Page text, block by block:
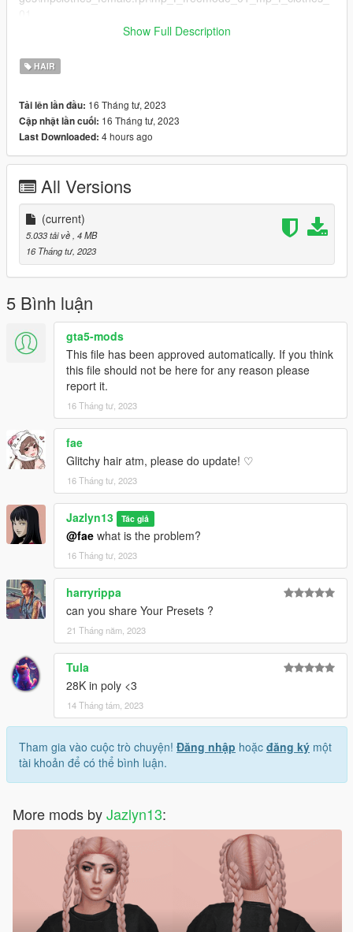
Show Full Description
HAIR
Tải lên lần đầu: 16 Tháng tư, 2023
Cập nhật lần cuối: 16 Tháng tư, 2023
Last Downloaded: 4 hours ago
All Versions
(current)
5.033 tải về , 4 MB
16 Tháng tư, 2023
5 Bình luận
gta5-mods
This file has been approved automatically. If you think
this file should not be here for any reason please
report it.
16 Tháng tư, 2023
fae
Glitchy hair atm, please do update! ♡
16 Tháng tư, 2023
Jazlyn13 Tác giả
@fae what is the problem?
16 Tháng tư, 2023
harryrippa
can you share Your Presets ?
21 Tháng năm, 2023
Tula
28K in poly <3
14 Tháng tám, 2023
Tham gia vào cuộc trò chuyện! Đăng nhập hoặc đăng ký một
tài khoản để có thể bình luận.
More mods byJazlyn13: